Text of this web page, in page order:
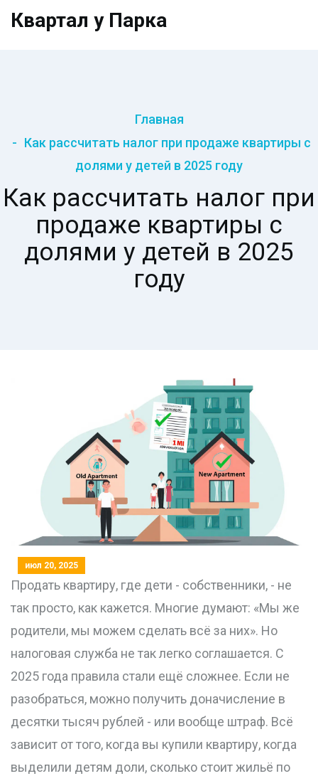
Квартал у Парка
Главная
Как рассчитать налог при продаже квартиры с
долями у детей в 2025 году
Как рассчитать налог при
продаже квартиры с
долями у детей в 2025
году
июл 20, 2025
Продать квартиру, где дети - собственники, - не
так просто, как кажется. Многие думают: «Мы же
родители, мы можем сделать всё за них». Но
налоговая служба не так легко соглашается. С
2025 года правила стали ещё сложнее. Если не
разобраться, можно получить доначисление в
десятки тысяч рублей - или вообще штраф. Всё
зависит от того, когда вы купили квартиру, когда
выделили детям доли, сколько стоит жильё по